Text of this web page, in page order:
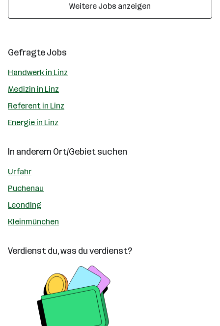
Weitere Jobs anzeigen
Gefragte Jobs
Handwerk in Linz
Medizin in Linz
Referent in Linz
Energie in Linz
In anderem Ort/Gebiet suchen
Urfahr
Puchenau
Leonding
Kleinmünchen
Verdienst du, was du verdienst?